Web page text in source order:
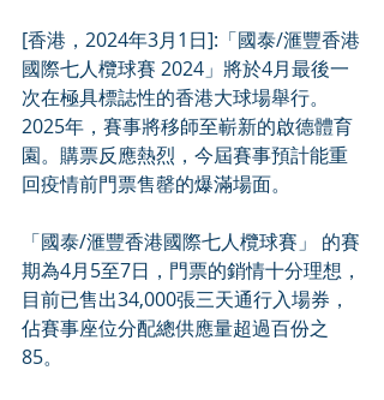
[香港，2024年3月1日]:「國泰/滙豐香港
國際七人欖球賽 2024」將於4月最後一
次在極具標誌性的香港大球場舉行。
2025年，賽事將移師至嶄新的啟德體育
園。購票反應熱烈，今屆賽事預計能重
回疫情前門票售罄的爆滿場面。
「國泰/滙豐香港國際七人欖球賽」 的賽
期為4月5至7日，門票的銷情十分理想，
目前已售出34,000張三天通行入場券，
佔賽事座位分配總供應量超過百份之
85。